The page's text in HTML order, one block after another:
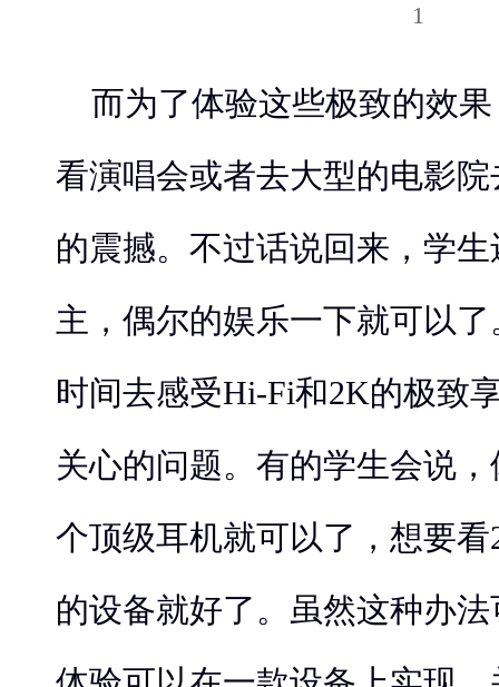
而为了体验这些极致的效
看演唱会或者去大型的电影
的震撼。不过话说回来，学
主，偶尔的娱乐一下就可以
时间去感受Hi-Fi和2K的极致
关心的问题。有的学生会说
个顶级耳机就可以了，想要
的设备就好了。虽然这种办